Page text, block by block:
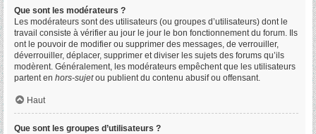
Que sont les modérateurs ?
Les modérateurs sont des utilisateurs (ou groupes d’utilisateurs) dont le
travail consiste à vérifier au jour le jour le bon fonctionnement du forum. Ils
ont le pouvoir de modifier ou supprimer des messages, de verrouiller,
déverrouiller, déplacer, supprimer et diviser les sujets des forums qu’ils
modèrent. Généralement, les modérateurs empêchent que les utilisateurs
partent en hors-sujetou publient du contenu abusif ou offensant.
Haut
Que sont les groupes d’utilisateurs ?